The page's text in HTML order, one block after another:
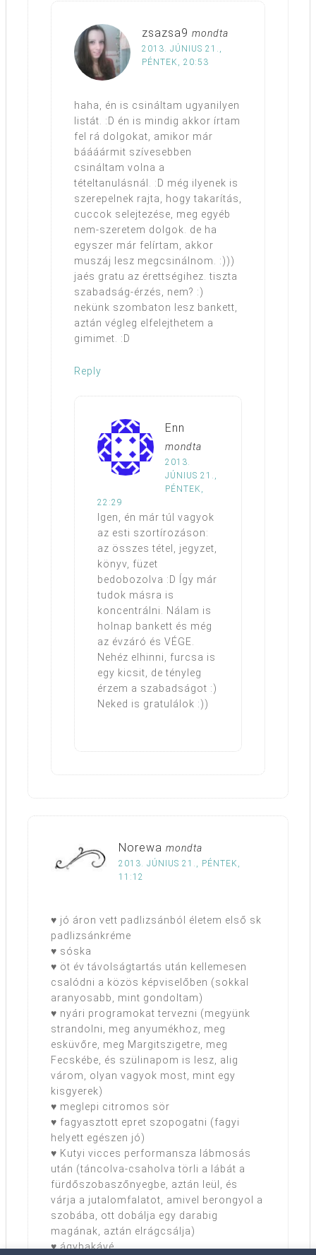
zsazsa9 mondta
2013. JÚNIUS 21.,
PÉNTEK, 20:53
haha, én is csináltam ugyanilyen
listát. :D én is mindig akkor írtam
fel rá dolgokat, amikor már
báááármit szívesebben
csináltam volna a
tételtanulásnál. :D még ilyenek is
szerepelnek rajta, hogy takarítás,
cuccok selejtezése, meg egyéb
nem-szeretem dolgok. de ha
egyszer már felírtam, akkor
muszáj lesz megcsinálnom. :)))
jaés gratu az érettségihez. tiszta
szabadság-érzés, nem? :)
nekünk szombaton lesz bankett,
aztán végleg elfelejthetem a
gimimet. :D
Reply
Enn
mondta
2013.
JÚNIUS 21.,
PÉNTEK,
22:29
Igen, én már túl vagyok
az esti szortírozáson:
az összes tétel, jegyzet,
könyv, füzet
bedobozolva :D Így már
tudok másra is
koncentrálni. Nálam is
holnap bankett és még
az évzáró és VÉGE.
Nehéz elhinni, furcsa is
egy kicsit, de tényleg
érzem a szabadságot :)
Neked is gratulálok :))
Norewa mondta
2013. JÚNIUS 21., PÉNTEK,
11:12
♥ jó áron vett padlizsánból életem első sk
padlizsánkréme
♥ sóska
♥ öt év távolságtartás után kellemesen
csalódni a közös képviselőben (sokkal
aranyosabb, mint gondoltam)
♥ nyári programokat tervezni (megyünk
strandolni, meg anyumékhoz, meg
esküvőre, meg Margitszigetre, meg
Fecskébe, és szülinapom is lesz, alig
várom, olyan vagyok most, mint egy
kisgyerek)
♥ meglepi citromos sör
♥ fagyasztott epret szopogatni (fagyi
helyett egészen jó)
♥ Kutyi vicces performansza lábmosás
után (táncolva-csaholva törli a lábát a
fürdőszobaszőnyegbe, aztán leül, és
várja a jutalomfalatot, amivel berongyol a
szobába, ott dobálja egy darabig
magának, aztán elrágcsálja)
♥ ágybakávé